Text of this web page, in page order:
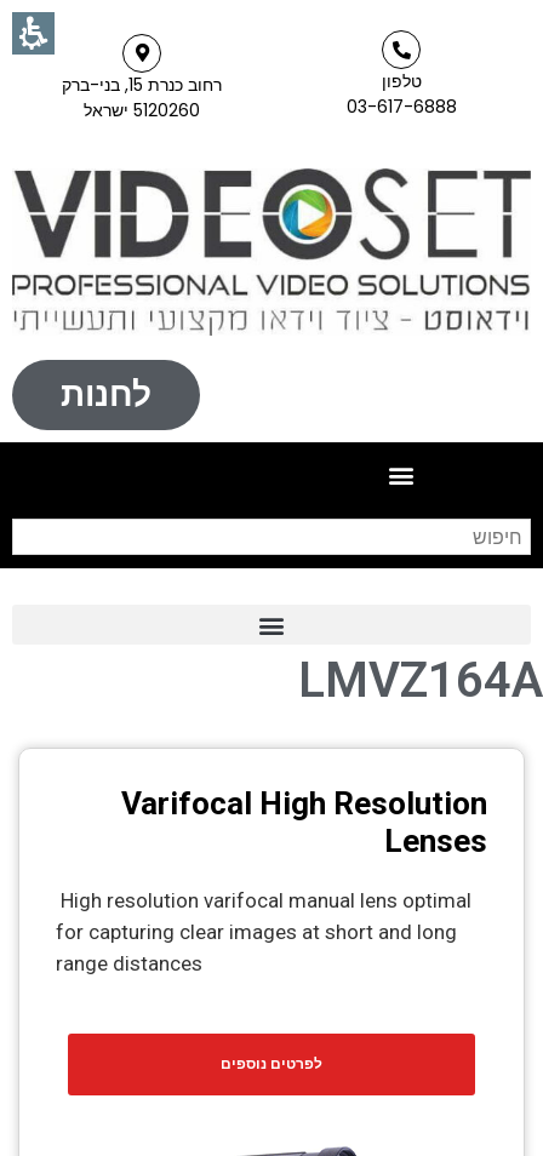
טלפון
03-617-6888
רחוב כנרת 15, בני-ברק
5120260 ישראל
לחנות
Frame Grabber
PTZ Confrence Camera
Professional Video Equipment
AV over IP
LMVZ164A
Varifocal High Resolution
Lenses
High resolution varifocal manual lens optimal
for capturing clear images at short and long
range distances
לפרטים נוספים